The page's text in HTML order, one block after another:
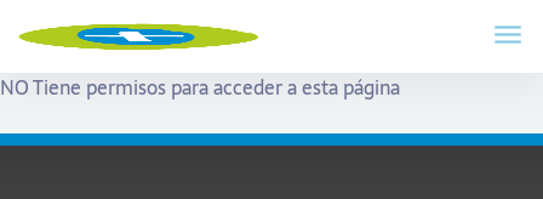
NO Tiene permisos para acceder a esta página